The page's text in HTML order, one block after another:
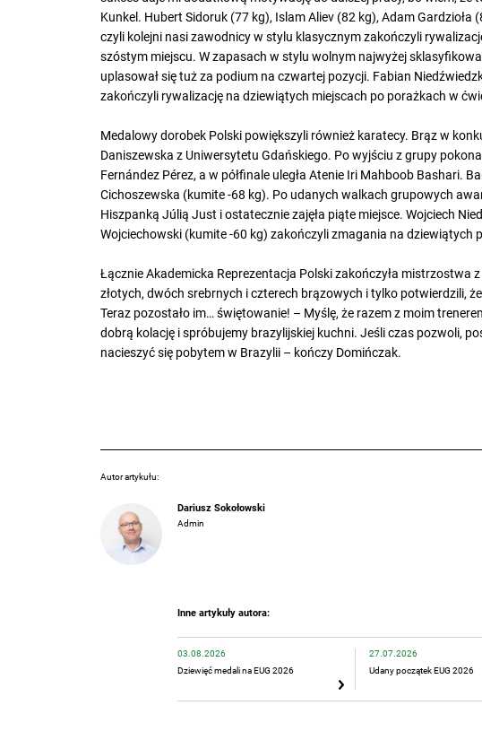
Kunkel. Hubert Sidoruk (77 kg), Islam Aliev (82 kg), Adam
czyli kolejni nasi zawodnicy w stylu klasycznym zakończyli
szóstym miejscu. W zapasach w stylu wolnym najwyżej
uplasował się tuż za podium na czwartej pozycji. Fabian
zakończyli rywalizację na dziewiątych miejscach po porażkach w
Medalowy dorobek Polski powiększyli również karatecy. Brąz w
Daniszewska z Uniwersytetu Gdańskiego. Po wyjściu z grupy
Fernández Pérez, a w półfinale uległa Atenie Iri Mahboob Bashari.
Cichoszewska (kumite -68 kg). Po udanych walkach grupowych
Hiszpanką Júlią Just i ostatecznie zajęła piąte miejsce. Wojciech
Wojciechowski (kumite -60 kg) zakończyli zmagania na dziewiątych
Łącznie Akademicka Reprezentacja Polski zakończyła mistrzostwa
złotych, dwóch srebrnych i czterech brązowych i tylko potwierdzili,
Teraz pozostało im… świętowanie! – Myślę, że razem z moim
dobrą kolację i spróbujemy brazylijskiej kuchni. Jeśli czas pozwoli,
nacieszyć się pobytem w Brazylii – kończy Domińczak.
Autor artykułu:
Dariusz Sokołowski
Admin
Inne artykuły autora:
03.08.2026
Dziewięć medali na EUG 2026
27.07.2026
Udany początek EUG 2026